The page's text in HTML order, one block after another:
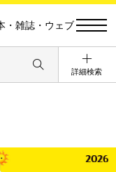
・雑誌・ウェブ
詳細検索